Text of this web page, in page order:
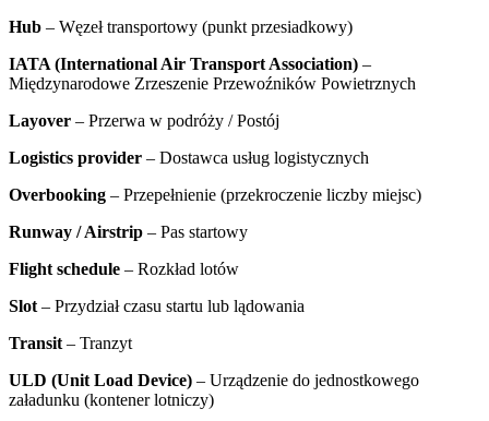
Hub – Węzeł transportowy (punkt przesiadkowy)
IATA (International Air Transport Association) –
Międzynarodowe Zrzeszenie Przewoźników Powietrznych
Layover – Przerwa w podróży / Postój
Logistics provider – Dostawca usług logistycznych
Overbooking – Przepełnienie (przekroczenie liczby miejsc)
Runway / Airstrip – Pas startowy
Flight schedule – Rozkład lotów
Slot – Przydział czasu startu lub lądowania
Transit – Tranzyt
ULD (Unit Load Device) – Urządzenie do jednostkowego
załadunku (kontener lotniczy)